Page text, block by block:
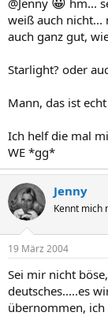
weiß auch
auch ganz gut,
Starlight? oder
Mann, das ist
Ich helf die mal
WE *gg*
Jenny
Kennt mich
19 März 2004
Sei mir nicht
deutsches.....es
übernommen,